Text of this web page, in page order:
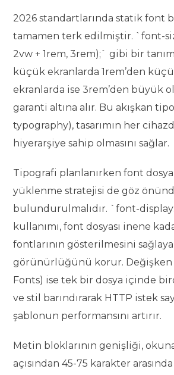
2026 standartlarında statik font
tamamen terk edilmiştir. `font-
2vw + 1rem, 3rem);` gibi bir
küçük ekranlarda 1rem’den
ekranlarda ise 3rem’den büyük
garanti altına alır. Bu akışkan
typography), tasarımın her
hiyerarşiye sahip olmasını sağlar.
Tipografi planlanırken font
yüklenme stratejisi de göz
bulundurulmalıdır. `font-
kullanımı, font dosyası inene
fontlarının gösterilmesini
görünürlüğünü korur. Değişken
Fonts) ise tek bir dosya içinde
ve stil barındırarak HTTP istek
şablonun performansını artırır.
Metin bloklarının genişliği,
açısından 45-75 karakter